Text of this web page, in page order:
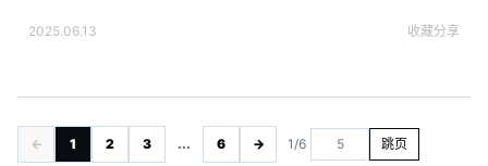
2025.06.13 收藏分享
← 1 2 3 ... 6 → 1/6 跳页